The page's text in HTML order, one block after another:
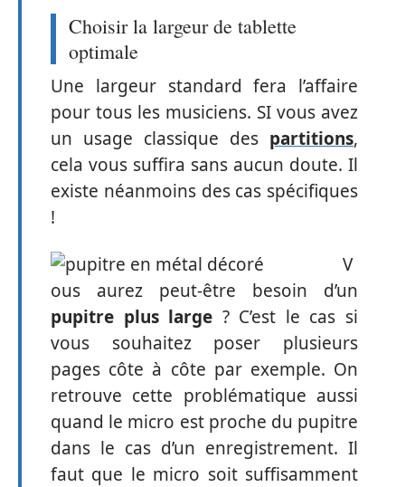
Choisir la largeur de tablette
optimale
Une largeur standard fera l’affaire
pour tous les musiciens. SI vous avez
un usage classique des partitions,
cela vous suffira sans aucun doute. Il
existe néanmoins des cas spécifiques
!
V
ous aurez peut-être besoin d’un
pupitre plus large ? C’est le cas si
vous souhaitez poser plusieurs
pages côte à côte par exemple. On
retrouve cette problématique aussi
quand le micro est proche du pupitre
dans le cas d’un enregistrement. Il
faut que le micro soit suffisamment